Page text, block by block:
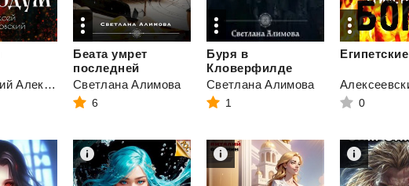
Дроздовский Алексей
Беата умрет
последней
Светлана Алимова
6
Буря в
Кловерфилде
Светлана Алимова
1
Египетские
0